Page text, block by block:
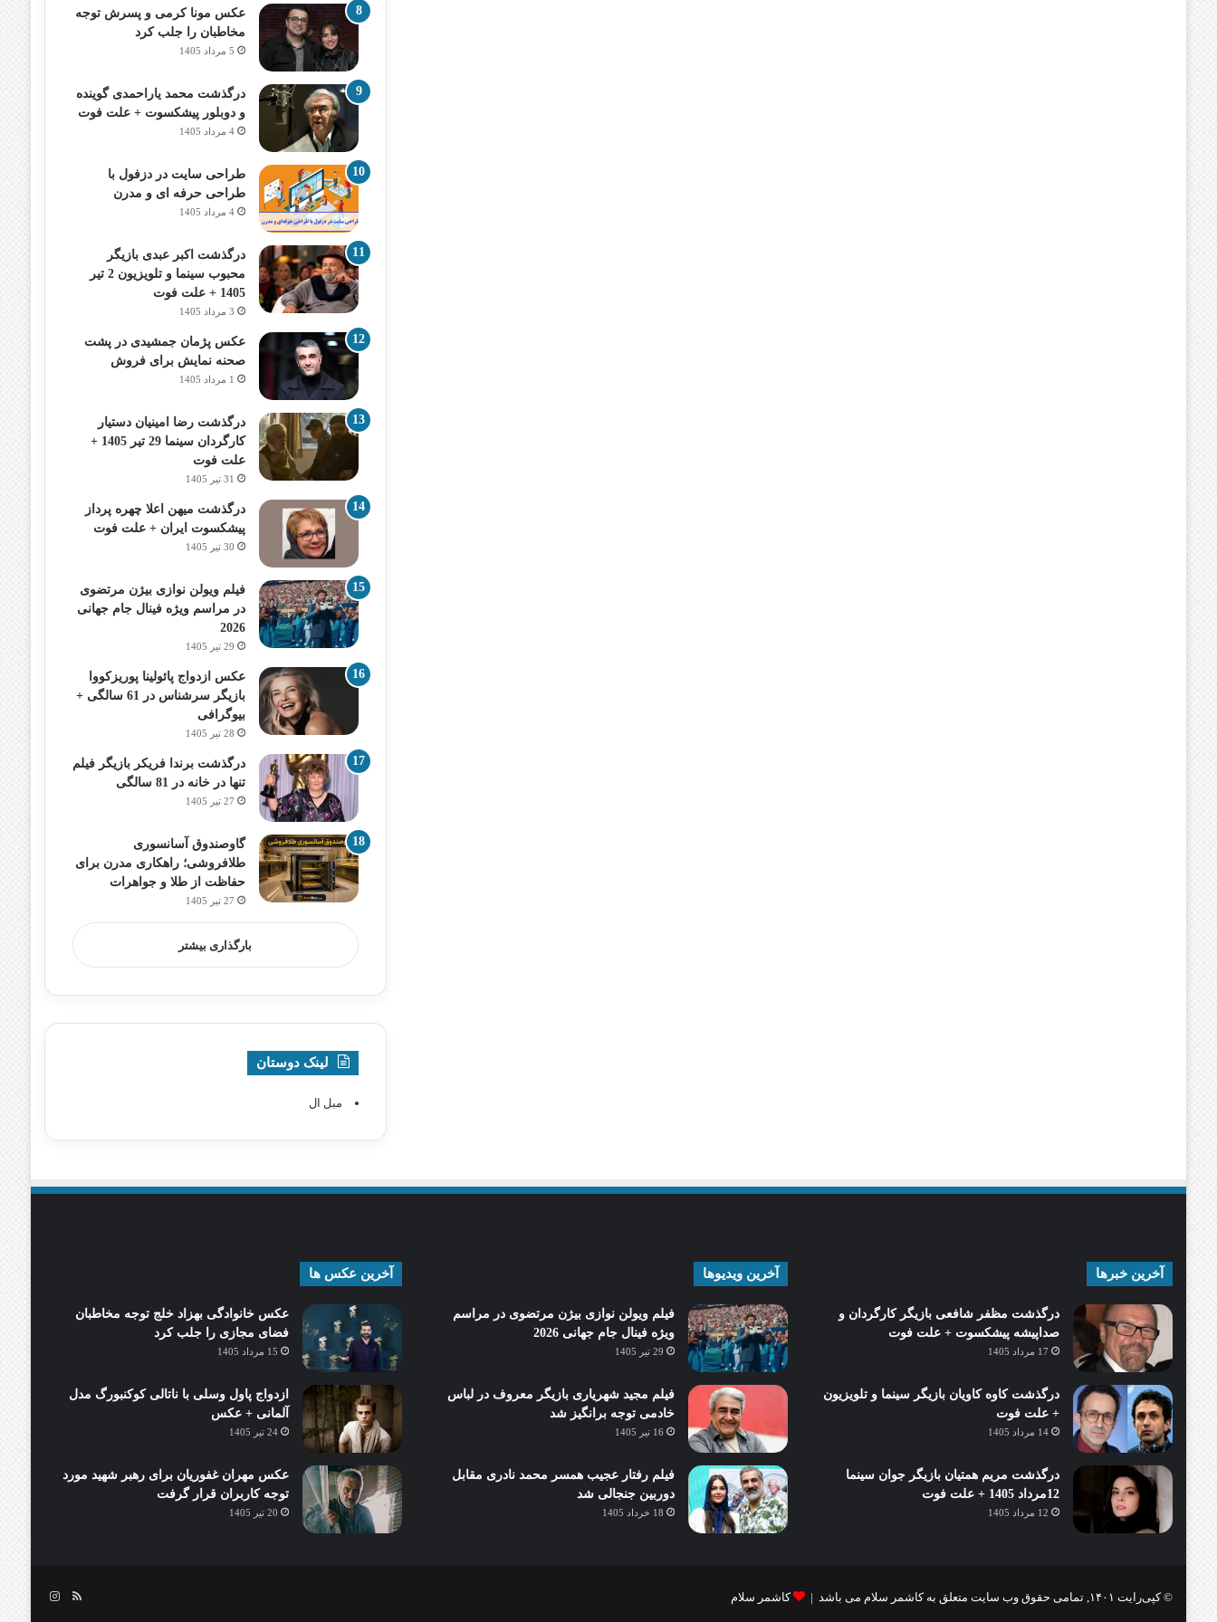
عکس مونا کرمی و پسرش توجه
مخاطبان را جلب کرد
5 مرداد 1405
درگذشت محمد یاراحمدی گوینده
و دوبلور پیشکسوت + علت فوت
4 مرداد 1405
طراحی سایت در دزفول با
طراحی حرفه‌ ای و مدرن
4 مرداد 1405
درگذشت اکبر عبدی بازیگر
محبوب سینما و تلویزیون 2 تیر
1405 + علت فوت
3 مرداد 1405
عکس پژمان جمشیدی در پشت
صحنه نمایش برای فروش
1 مرداد 1405
درگذشت رضا امینیان دستیار
کارگردان سینما 29 تیر 1405 +
علت فوت
31 تیر 1405
درگذشت میهن اعلا چهره پرداز
پیشکسوت ایران + علت فوت
30 تیر 1405
فیلم ویولن نوازی بیژن مرتضوی
در مراسم ویژه فینال جام جهانی
2026
29 تیر 1405
عکس ازدواج پائولینا پوریزکووا
بازیگر سرشناس در 61 سالگی +
بیوگرافی
28 تیر 1405
درگذشت برندا فریکر بازیگر فیلم
تنها در خانه در 81 سالگی
27 تیر 1405
گاوصندوق آسانسوری
طلافروشی؛ راهکاری مدرن برای
حفاظت از طلا و جواهرات
27 تیر 1405
بارگذاری بیشتر
لینک دوستان
مبل ال
آخرین خبرها
درگذشت مظفر شافعی بازیگر کارگردان و
صداپیشه پیشکسوت + علت فوت
17 مرداد 1405
درگذشت کاوه کاویان بازیگر سینما و تلویزیون
+ علت فوت
14 مرداد 1405
درگذشت مریم همتیان بازیگر جوان سینما
12مرداد 1405 + علت فوت
12 مرداد 1405
آخرین ویدیوها
فیلم ویولن نوازی بیژن مرتضوی در مراسم
ویژه فینال جام جهانی 2026
29 تیر 1405
فیلم مجید شهریاری بازیگر معروف در لباس
خادمی توجه برانگیز شد
16 تیر 1405
فیلم رفتار عجیب همسر محمد نادری مقابل
دوربین جنجالی شد
18 خرداد 1405
آخرین عکس ها
عکس خانوادگی بهزاد خلج توجه مخاطبان
فضای مجازی را جلب کرد
15 مرداد 1405
ازدواج پاول وسلی با ناتالی کوکنبورگ مدل
آلمانی + عکس
24 تیر 1405
عکس مهران غفوریان برای رهبر شهید مورد
توجه کاربران قرار گرفت
20 تیر 1405
© کپی‌رایت ۱۴۰۱, تمامی حقوق وب سایت متعلق به کاشمر سلام می باشد | کاشمر سلام خوراکاینستاگرام